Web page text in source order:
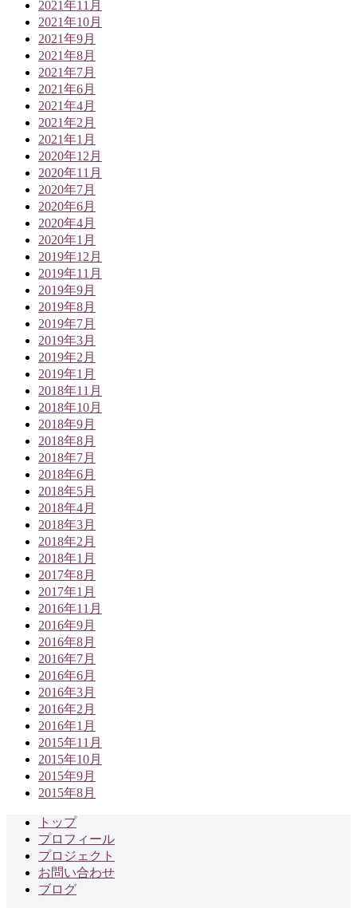
2021年11月
2021年10月
2021年9月
2021年8月
2021年7月
2021年6月
2021年4月
2021年2月
2021年1月
2020年12月
2020年11月
2020年7月
2020年6月
2020年4月
2020年1月
2019年12月
2019年11月
2019年9月
2019年8月
2019年7月
2019年3月
2019年2月
2019年1月
2018年11月
2018年10月
2018年9月
2018年8月
2018年7月
2018年6月
2018年5月
2018年4月
2018年3月
2018年2月
2018年1月
2017年8月
2017年1月
2016年11月
2016年9月
2016年8月
2016年7月
2016年6月
2016年3月
2016年2月
2016年1月
2015年11月
2015年10月
2015年9月
2015年8月
トップ
プロフィール
プロジェクト
お問い合わせ
ブログ